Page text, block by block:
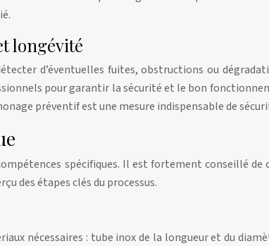
longévité
d’éventuelles fuites, obstructions ou
pour garantir la sécurité et le bon
préventif est une mesure indispensable de
spécifiques. Il est fortement conseillé
des étapes clés du processus.
nécessaires : tube inox de la longueur et du